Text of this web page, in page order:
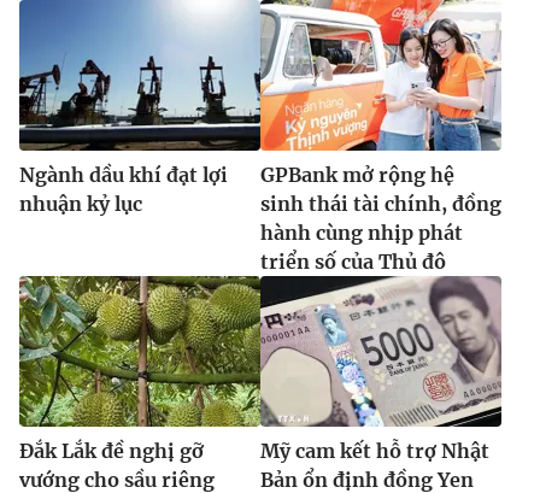
® Cấm sao chép dưới mọi hình thức nếu không có sự chấp
thuận bằng văn bản. Ghi rõ nguồn VTV.vn khi phát hành lại
thông tin từ website này.
Ngành dầu khí đạt lợi
nhuận kỷ lục
GPBank mở rộng hệ
sinh thái tài chính, đồng
hành cùng nhịp phát
triển số của Thủ đô
Đắk Lắk đề nghị gỡ
vướng cho sầu riêng
Mỹ cam kết hỗ trợ Nhật
Bản ổn định đồng Yen